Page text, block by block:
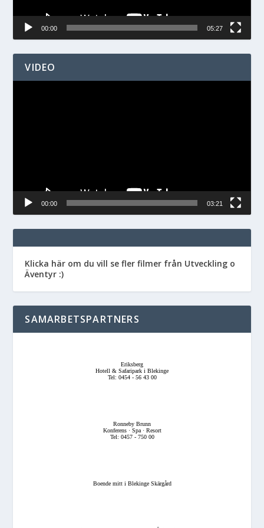
00:00 05:27
VIDEO
00:00 03:21
Klicka här om du vill se fler filmer från Utveckling o
Äventyr :)
SAMARBETSPARTNERS
Eriksberg
Hotell & Safaripark i Blekinge
Tel: 0454 - 56 43 00
Ronneby Brunn
Konferens · Spa · Resort
Tel: 0457 - 750 00
Boende mitt i Blekinge Skärgård